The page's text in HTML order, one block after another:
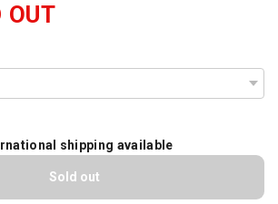
OUT
shipping available
Sold out